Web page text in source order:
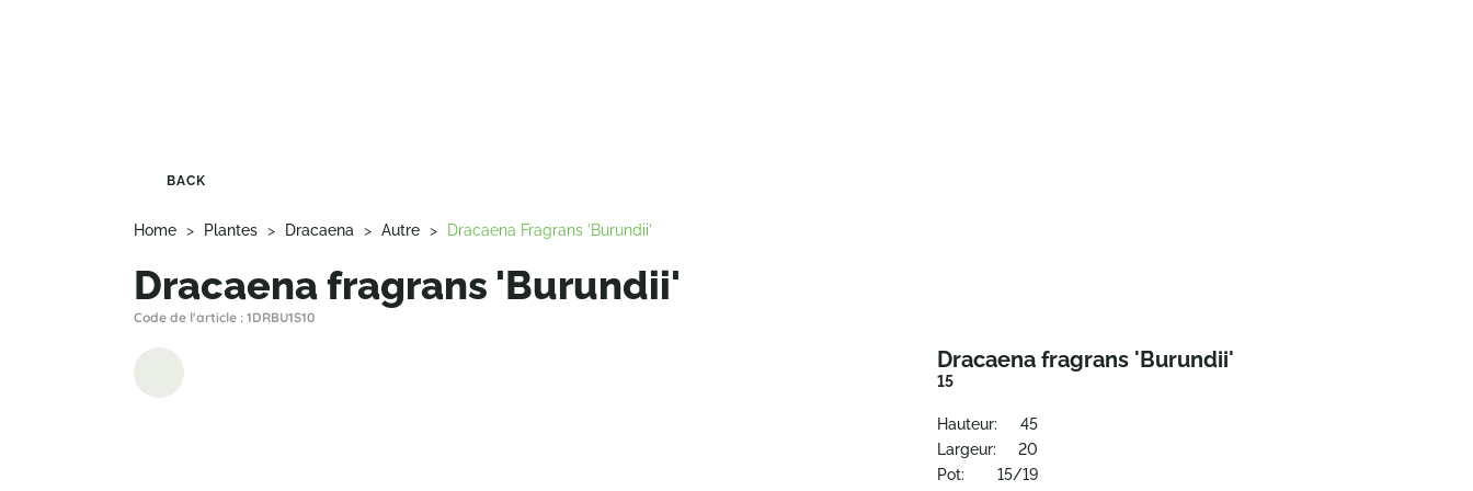
BACK
Home > Plantes > Dracaena > Autre > Dracaena Fragrans 'Burundii'
Dracaena fragrans 'Burundii'
Code de l'article : 1DRBU1S10
Dracaena fragrans 'Burundii'
15
Hauteur:
45
Largeur:
20
Pot:
15/19